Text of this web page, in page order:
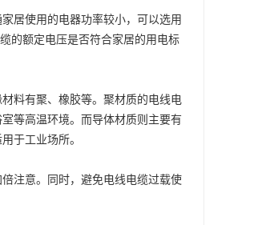
居使用的电器功率较小，可以选用
的额定电压是否符合家居的用电标
料有聚、橡胶等。聚材质的电线电
等高温环境。而导体材质则主要有
于工业场所。
注意。同时，避免电线电缆过载使